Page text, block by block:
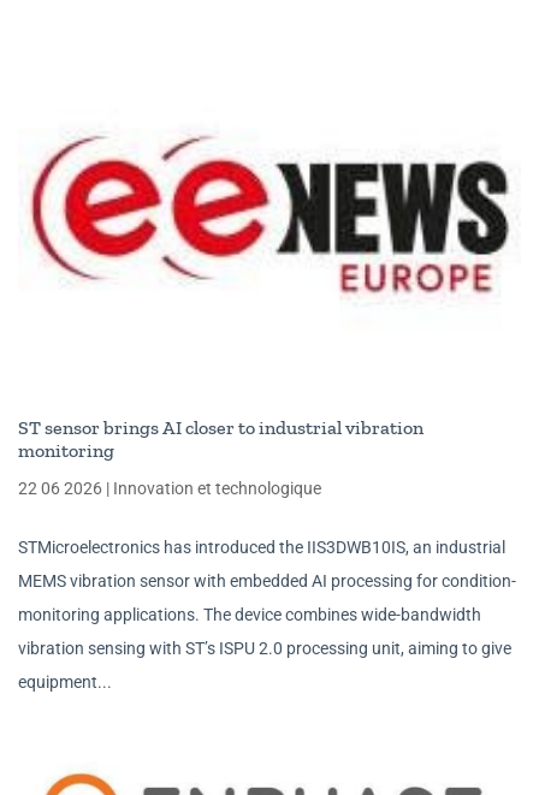
ST sensor brings AI closer to industrial vibration
monitoring
22 06 2026 | Innovation et technologique
STMicroelectronics has introduced the IIS3DWB10IS, an industrial
MEMS vibration sensor with embedded AI processing for condition-
monitoring applications. The device combines wide-bandwidth
vibration sensing with ST’s ISPU 2.0 processing unit, aiming to give
equipment...